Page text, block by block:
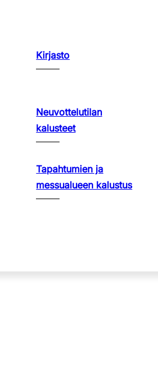
Kirjasto
Neuvottelutilan
kalusteet
Tapahtumien ja
messualueen kalustus